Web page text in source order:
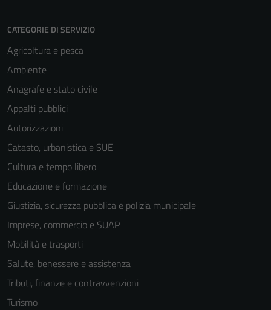
CATEGORIE DI SERVIZIO
Agricoltura e pesca
Ambiente
Anagrafe e stato civile
Appalti pubblici
Autorizzazioni
Catasto, urbanistica e SUE
Cultura e tempo libero
Educazione e formazione
Giustizia, sicurezza pubblica e polizia municipale
Imprese, commercio e SUAP
Mobilità e trasporti
Salute, benessere e assistenza
Tributi, finanze e contravvenzioni
Turismo